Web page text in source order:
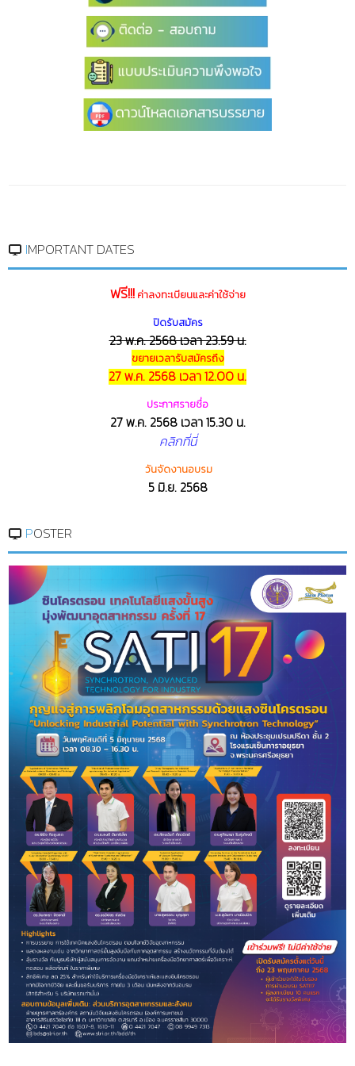
IMPORTANT DATES
ฟรี!!!ค่าลงทะเบียนและค่าใช้จ่าย
ปิดรับสมัคร
23 พ.ค. 2568 เวลา 23.59 น.
ขยายเวลารับสมัครถึง
27 พ.ค. 2568 เวลา 12.00 น.
ประกาศรายชื่อ
27 พ.ค. 2568 เวลา 15.30 น.
คลิกที่นี่
วันจัดงานอบรม
5 มิ.ย. 2568
POSTER